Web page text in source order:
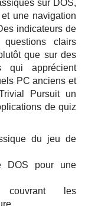
sur DOS,
une navigation
indicateurs de
clairs
que sur des
qui apprécient
PC anciens et
Pursuit un
de quiz
du jeu de
DOS pour une
couvrant les